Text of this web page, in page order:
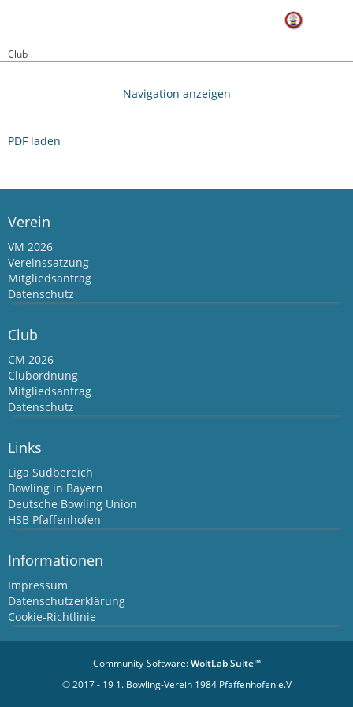
Club
PDF laden
Verein
VM 2026
Vereinssatzung
Mitgliedsantrag
Datenschutz
Club
CM 2026
Clubordnung
Mitgliedsantrag
Datenschutz
Links
Liga Südbereich
Bowling in Bayern
Deutsche Bowling Union
HSB Pfaffenhofen
Informationen
Impressum
Datenschutzerklärung
Cookie-Richtlinie
Community-Software:WoltLab Suite™
© 2017 - 19 1. Bowling-Verein 1984 Pfaffenhofen e.V